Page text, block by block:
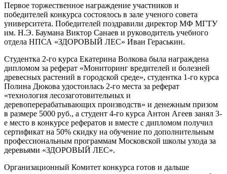
Первое торжественное награждение участников и
победителей конкурса состоялось в зале ученого совета
университета. Победителей поздравили директор МФ МГТУ
им. Н.Э. Баумана Виктор Санаев и руководитель учебного
отдела НПСА «ЗДОРОВЫЙ ЛЕС» Иван Гераськин.
Студентка 2-го курса Екатерина Волкова была награждена
дипломом за реферат «Мониторинг вредителей и болезней
древесных растений в городской среде», студентка 1-го курса
Полина Дюкова удостоилась 2-го места за реферат
«технология лесозаготовительных и
деревоперерабатывающих производств» и денежным призом
в размере 5000 руб., а студент 4-го курса Антон Агеев занял 3-
е место в конкурсе рефератов и вместе с дипломом получил
сертификат на 50% скидку на обучение по дополнительным
профессиональным программам Московской школы ухода за
деревьями «ЗДОРОВЫЙ ЛЕС».
Организационный Комитет конкурса готов и дальше